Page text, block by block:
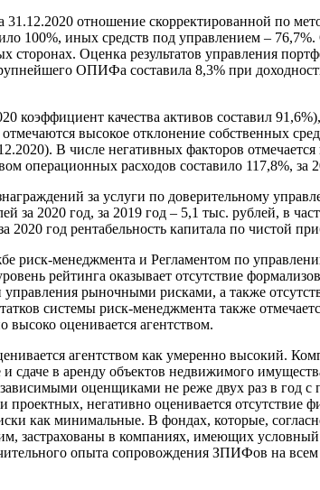
отношение скорректированной по
100%, иных средств под управлением – 76,7%.
Оценка результатов управления
ОПИФа составила 8,3% при
коэффициент качества активов составил
высокое отклонение собственных
В числе негативных факторов
операционных расходов составило 117,8%, за
за услуги по доверительному
за 2020 год, за 2019 год – 5,1 тыс. рублей, в
2020 год рентабельность капитала по чистой
риск-менеджмента и Регламентом по
рейтинга оказывает отсутствие
рыночными рисками, а также
системы риск-менеджмента также
оценивается агентством.
агентством как умеренно высокий.
сдаче в аренду объектов недвижимого
оценщиками не реже двух раз в год
негативно оценивается
как минимальные. В фондах, которые,
застрахованы в компаниях, имеющих
опыта сопровождения ЗПИФов на